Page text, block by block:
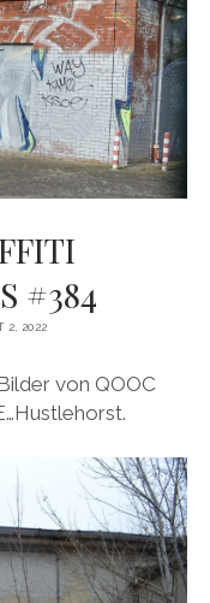
#384
2, 2022
von QOOC